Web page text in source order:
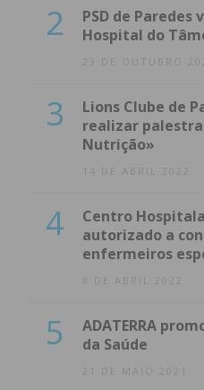
2
PSD de
Hospital do
23 DE OUTUBRO
3
Lions Clube de
realizar palestra
Nutrição»
14 DE ABRIL 2022
4
Centro
autorizado a
enfermeiros
8 DE ABRIL 2022
5
ADATERRA
da Saúde
21 DE MAIO 2021